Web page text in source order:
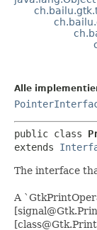
Alle
public class
extends
The interface
A